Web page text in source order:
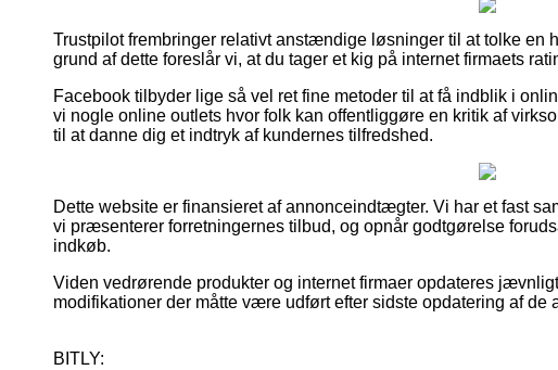
Trustpilot frembringer relativt anstændige løsninger til at tolke en
grund af dette foreslår vi, at du tager et kig på internet firmaets
Facebook tilbyder lige så vel ret fine metoder til at få indblik i
vi nogle online outlets hvor folk kan offentliggøre en kritik af
til at danne dig et indtryk af kundernes tilfredshed.
Dette website er finansieret af annonceindtægter. Vi har et fast
vi præsenterer forretningernes tilbud, og opnår godtgørelse
indkøb.
Viden vedrørende produkter og internet firmaer opdateres
modifikationer der måtte være udført efter sidste opdatering af de
BITLY: